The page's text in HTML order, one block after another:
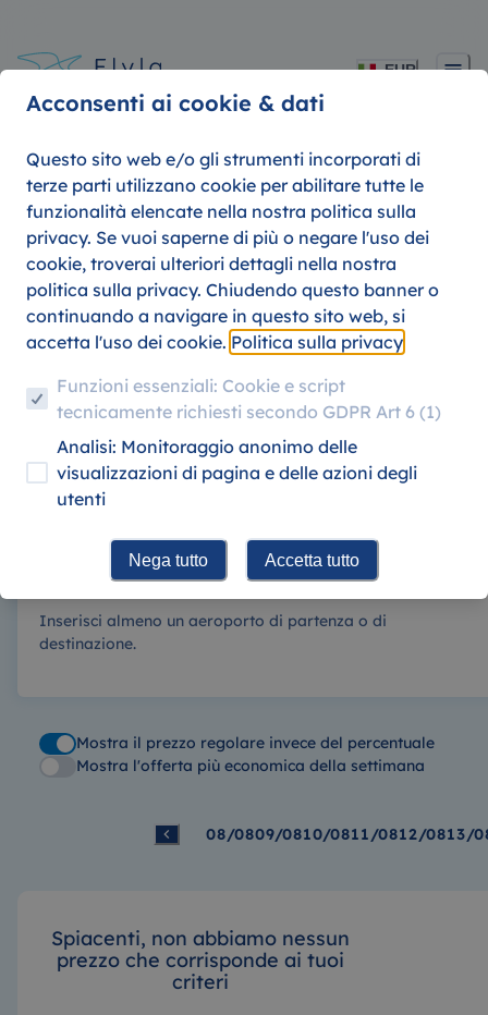
EUR
Scopri offerte di viaggio
e sconti per studenti con Turkish
Airlines su Flyla!
Inserisci almeno un aeroporto di partenza o di
destinazione.
Mostra il prezzo regolare invece del percentuale
Mostra l'offerta più economica della settimana
08/0809/0810/0811/0812/0813/
Spiacenti, non abbiamo nessun
prezzo che corrisponde ai tuoi
criteri
Acconsenti ai cookie & dati
Questo sito web e/o gli strumenti incorporati di
terze parti utilizzano cookie per abilitare tutte le
funzionalità elencate nella nostra politica sulla
privacy. Se vuoi saperne di più o negare l'uso dei
cookie, troverai ulteriori dettagli nella nostra
politica sulla privacy. Chiudendo questo banner o
continuando a navigare in questo sito web, si
accetta l'uso dei cookie. Politica sulla privacy
Funzioni essenziali: Cookie e script
tecnicamente richiesti secondo GDPR Art 6 (1)
Analisi: Monitoraggio anonimo delle
visualizzazioni di pagina e delle azioni degli
utenti
Nega tutto Accetta tutto